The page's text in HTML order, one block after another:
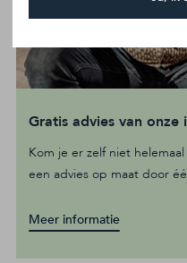
Gratis advies van onze
Kom je er zelf niet
een advies op maat door
Meer informatie